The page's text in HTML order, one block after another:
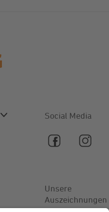
Social Media
Unsere
Auszeichnungen